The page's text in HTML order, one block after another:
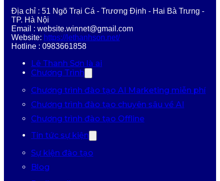
Địa chỉ : 51 Ngõ Trại Cá - Trương Định - Hai Bà Trưng -
TP. Hà Nội
Email : website.winnet@gmail.com
Website: https://lethanhson.net/
Hotline : 0983661858
Lê Thanh Sơn là ai
Chương Trình
Chương trình đào tạo AI Marketing miễn phí
Chương trình đào tạo chuyên sâu về AI
Chương trình đào tạo Offline
Tin tức sự kiện
Sự kiện đào tạo
Blog